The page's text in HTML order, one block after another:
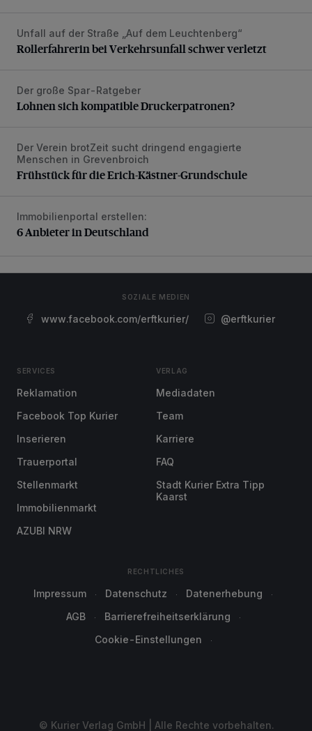
Rollerfahrerin bei Verkehrsunfall schwer verletzt
Unfall auf der Straße „Auf dem Leuchtenberg“
Rollerfahrerin bei Verkehrsunfall schwer verletzt
Lohnen sich kompatible Druckerpatronen?
Der große Spar-Ratgeber
Lohnen sich kompatible Druckerpatronen?
Frühstück für die Erich-Kästner-Grundschule
Der Verein brotZeit sucht dringend engagierte
Menschen in Grevenbroich
Frühstück für die Erich-Kästner-Grundschule
6 Anbieter in Deutschland
Immobilienportal erstellen:
6 Anbieter in Deutschland
SOZIALE MEDIEN
www.facebook.com/erftkurier/ @erftkurier
SERVICES
Reklamation
Facebook Top Kurier
Inserieren
Trauerportal
Stellenmarkt
Immobilienmarkt
AZUBI NRW
VERLAG
Mediadaten
Team
Karriere
FAQ
Stadt Kurier Extra Tipp
Kaarst
RECHTLICHES
Impressum Datenschutz
Datenerhebung
AGB
Barrierefreiheitserklärung
Cookie-Einstellungen
© Kurier Verlag GmbH | Alle Rechte vorbehalten.